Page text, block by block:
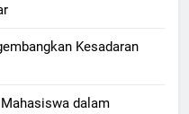
Kesadaran
dalam